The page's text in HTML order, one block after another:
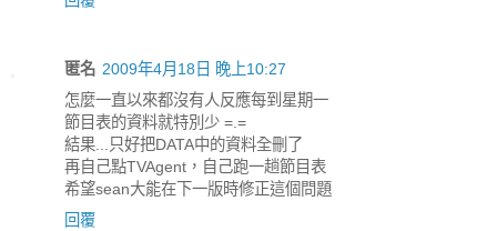
匿名 2009年4月18日 晚上10:27
怎麼一直以來都沒有人反應每到星期一
節目表的資料就特別少 =.=
結果...只好把DATA中的資料全刪了
再自己點TVAgent，自己跑一趟節目表
希望sean大能在下一版時修正這個問題
回覆